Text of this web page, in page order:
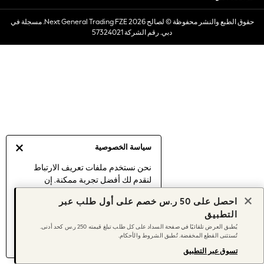
سياسة الخصوصية
نحن نستخدم ملفات تعريف الارتباط
لنقدم لك أفضل تجربة ممكنة. إن
موافقتك على استخدامنا لملفات تعريف
اكتشف المزيد عن إدارة إعدادات ملفات
تعريف الارتباط (الكوكيز).
Dresses
Occasionwear
Sets & Outfits
Sun Hats & Caps
Women's Holiday Shop
Women's Travel Styles
Dresses
Occasionwear
Linen Collection
Tops & T-Shirts
حقوق الطبع والنشر محفوظة © لصالح 2026 Next General Trading FZE. مسجلة في
دبي. رقم الشركة 57324021
احصل على 50 ر.س خصم على أول طلب عبر
التطبيق
يُطبق العرض تلقائيًا في صفحة السداد على كل طلب تبلغ قيمته 250 ر.س كحد أدنى.
تُستثنى القطع المخفضة. تُطبق الشروط والأحكام.
تسوق عبر التطبيق